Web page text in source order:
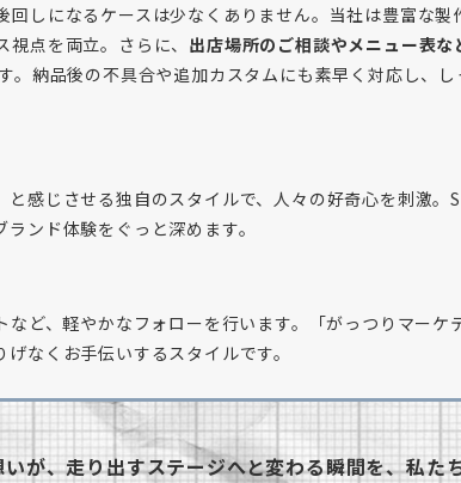
しになるケースは少なくありません。当社は豊富な製
点を両立。さらに、 出店場所のご相談やメニュー表な
。納品後の不具合や追加カスタムにも素早く対応し、
感じさせる独自のスタイルで、人々の好奇心を刺激。
ンド体験をぐっと深めます。
ど、軽やかなフォローを行います。「がっつりマーケ
なくお手伝いするスタイルです。
が、走り出すステージへと変わる瞬間を、私た